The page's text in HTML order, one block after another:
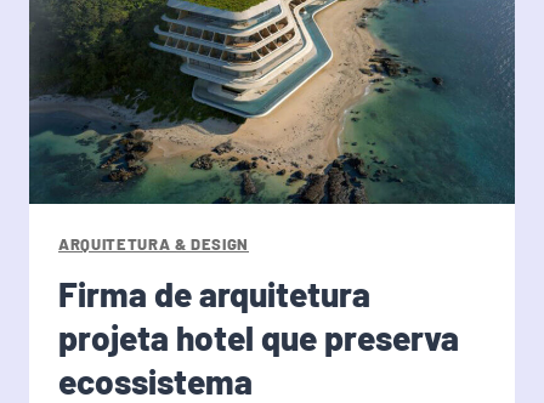
ARQUITETURA & DESIGN
Firma de arquitetura
projeta hotel que preserva
ecossistema